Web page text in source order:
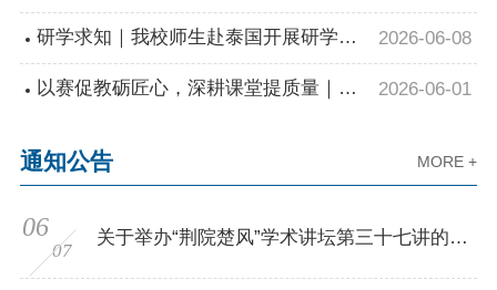
入学习结构化研讨教学
研学求知｜我校师生赴泰国开展研学交
流
2026-06-08
以赛促教砺匠心，深耕课堂提质量｜我 2026-06-01
通知公告 MORE +
06
07
关于举办“荆院楚风”学术讲坛第三十七讲的通